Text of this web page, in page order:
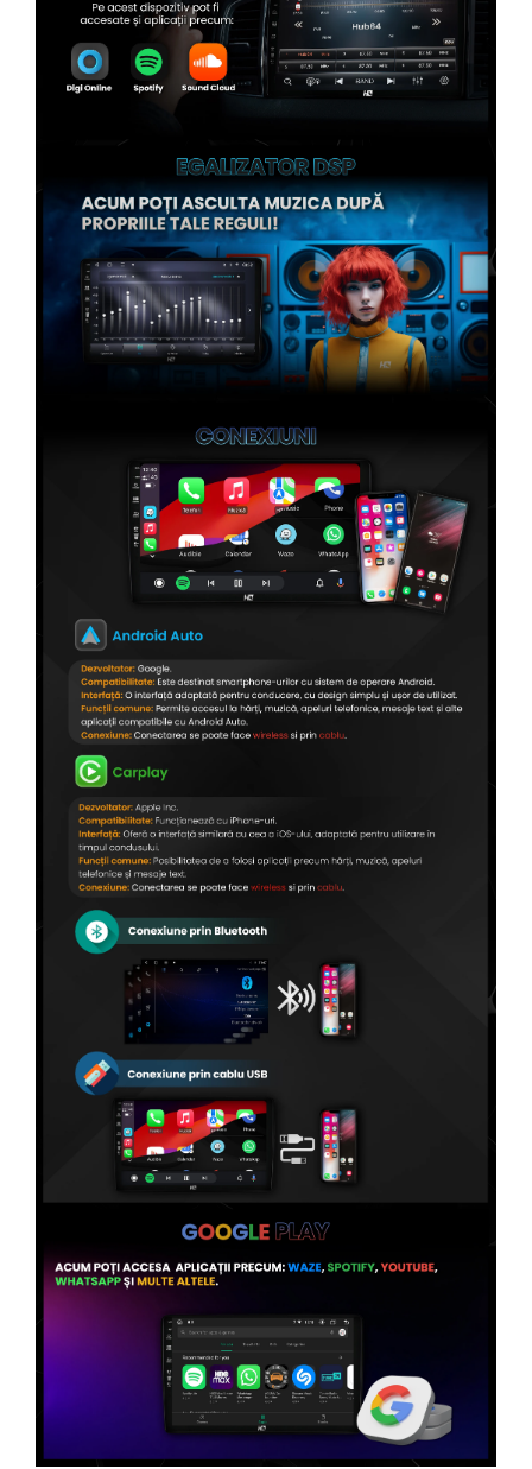
Conectică Seat
Conectică Porsche
Conectică Daihatsu
Conectică Alfa Romeo
Conectică Nissan
Conectică Peugeot
Conectică Isuzu
Conectică Mazda
Conectică Subaru
Conectică Iveco
Conectică Iveco
Conectică Dacia
Conectică Volvo
Conectică Smart
Conectică Chrysler
Conectică Land Rover
Conectică Ssangyong